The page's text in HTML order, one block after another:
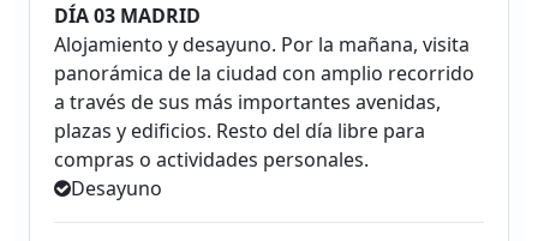
DÍA 03 MADRID
Alojamiento y desayuno. Por la mañana, visita
panorámica de la ciudad con amplio recorrido
a través de sus más importantes avenidas,
plazas y edificios. Resto del día libre para
compras o actividades personales.
Desayuno